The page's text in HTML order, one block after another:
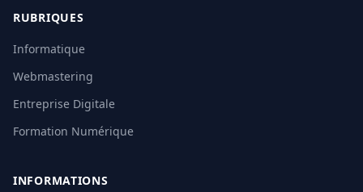
RUBRIQUES
Informatique
Webmastering
Entreprise Digitale
Formation Numérique
INFORMATIONS